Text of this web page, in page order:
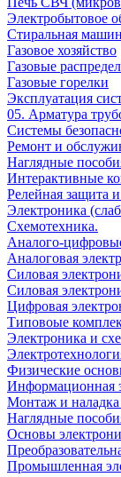
Электробытовое
Стиральная
Газовое хозяйство
Газовые
Газовые горелки
Эксплуатация
05. Арматура
Системы
Ремонт и
Наглядные
Интерактивные
Релейная защита
Электроника
Схемотехника.
Аналого-
Аналоговая
Cиловая
Cиловая
Цифровая
Типовоые
Электроника и
Физические
Информационная
Монтаж и наладка
Наглядные
Основы
Промышленная